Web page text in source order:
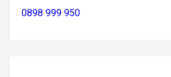
0898 999 950